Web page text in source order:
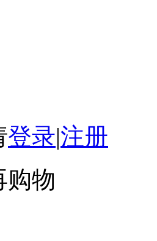
登录|注册
购物